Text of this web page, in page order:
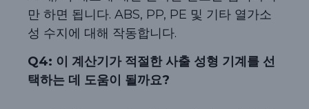
만 하면 됩니다. ABS, PP, PE 및 기타 열가소
성 수지에 대해 작동합니다.
Q4: 이 계산기가 적절한 사출 성형 기계를 선
택하는 데 도움이 될까요?